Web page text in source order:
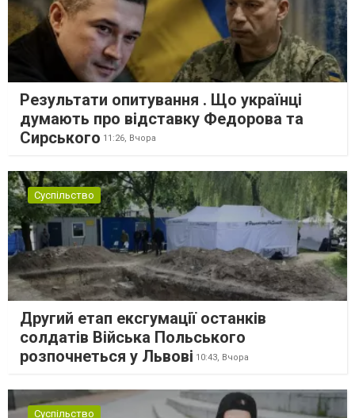
Результати опитування . Що українці
думають про відставку Федорова та
Сирського 11:26, Вчора
Суспільство
Другий етап ексгумації останків
солдатів Війська Польського
розпочнеться у Львові 10:43, Вчора
Суспільство